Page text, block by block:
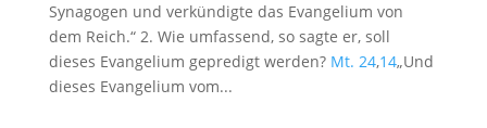
Synagogen und verkündigte das Evangelium von
dem Reich.“ 2. Wie umfassend, so sagte er, soll
dieses Evangelium gepredigt werden? Mt. 24,14„Und
dieses Evangelium vom...